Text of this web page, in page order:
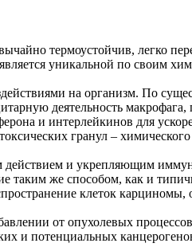
термоустойчив, легко
уникальной по своим
на организм. По
деятельность
и интерлейкинов для
гранул –
и укрепляющим
же способом, как и
клеток
от опухолевых
и потенциальных